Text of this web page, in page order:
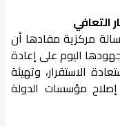
التعافي
مركزية مفادها أن
اليوم على إعادة
الاستقرار، وتهيئة
مؤسسات الدولة